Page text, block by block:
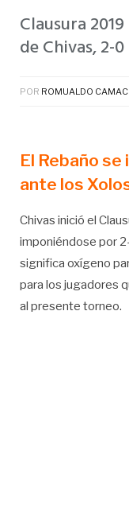
Clausura
de Chivas, 2-0
POR ROMUALDO
El Rebaño
ante los
Chivas inició el
imponiéndose por
significa oxígeno
para los jugadores
al presente torneo.